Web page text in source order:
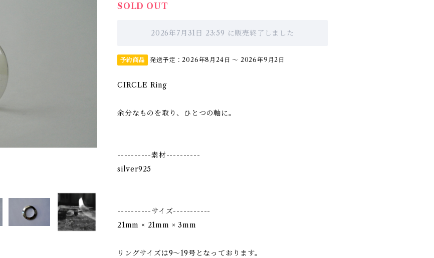
SOLD OUT
2026年7月31日 23:59 に販売終了しました
予約商品 発送予定：2026年8月24日 〜 2026年9月2日
CIRCLE Ring
余分なものを取り、ひとつの軸に。
----------素材----------
silver925
----------サイズ-----------
21mm × 21mm × 3mm
リングサイズは9〜19号となっております。